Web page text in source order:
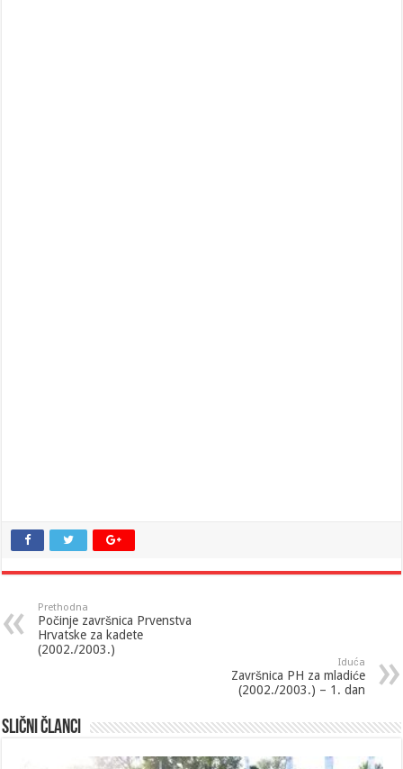
Prethodna
Počinje završnica Prvenstva
Hrvatske za kadete
(2002./2003.)
Iduća
Završnica PH za mladiće
(2002./2003.) – 1. dan
Slični članci